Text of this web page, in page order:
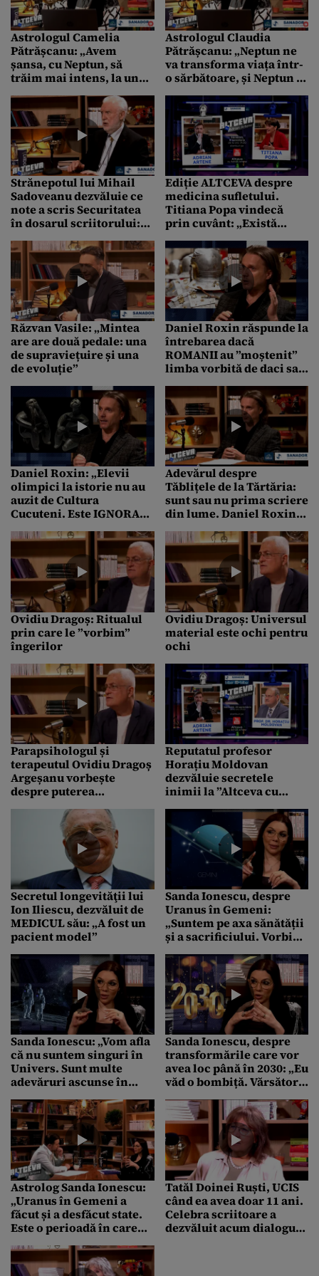
Astrologul Camelia
Pătrășcanu: „Avem
șansa, cu Neptun, să
trăim mai intens, la un
frumos și mai armonic”
Astrologul Claudia
Pătrășcanu: „Neptun ne
va transforma viața într-
o sărbătoare, și Neptun îl
Strănepotul lui Mihail
Sadoveanu dezvăluie ce
note a scris Securitatea
în dosarul scriitorului:
Ediție ALTCEVA despre
medicina sufletului.
Titiana Popa vindecă
prin cuvânt: „Există
Răzvan Vasile: „Mintea
are are două pedale: una
de supraviețuire și una
de evoluție”
Daniel Roxin răspunde la
întrebarea dacă
ROMANII au ”moștenit”
limba vorbită de daci sau
Daniel Roxin: „Elevii
olimpici la istorie nu au
auzit de Cultura
Cucuteni. Este IGNORATĂ
aproape complet în
manualele școlare”
Adevărul despre
Tăblițele de la Tărtăria:
sunt sau nu prima scriere
din lume. Daniel Roxin:
„Părerile sunt împărțite”
Ovidiu Dragoș: Ritualul
prin care le ”vorbim”
îngerilor
Ovidiu Dragoș: Universul
material este ochi pentru
ochi
Parapsihologul și
terapeutul Ovidiu Dragoș
Argeșanu vorbește
despre puterea
încarcă cu lumină de la
Reputatul profesor
Horațiu Moldovan
dezvăluie secretele
inimii la ”Altceva cu
inimi de femei în trupuri
de bărbat”
Secretul longevităţii lui
Ion Iliescu, dezvăluit de
MEDICUL său: „A fost un
pacient model”
Sanda Ionescu, despre
Uranus în Gemeni:
„Suntem pe axa sănătății
și a sacrificiului. Vorbim
provocați să evoluăm”
Sanda Ionescu: „Vom afla
că nu suntem singuri în
Univers. Sunt multe
adevăruri ascunse în
trăi în minciună”
Sanda Ionescu, despre
transformările care vor
avea loc până în 2030: „Eu
văd o bombiță. Vărsător
formă de conducere”
Astrolog Sanda Ionescu:
„Uranus în Gemeni a
făcut și a desfăcut state.
Este o perioadă în care
vom culege”
Tatăl Doinei Ruști, UCIS
când ea avea doar 11 ani.
Celebra scriitoare a
dezvăluit acum dialogul